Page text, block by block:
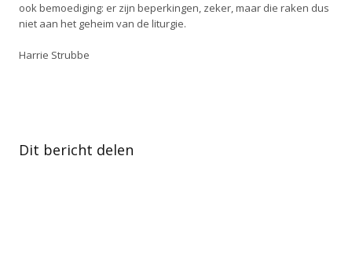
ook bemoediging: er zijn beperkingen, zeker, maar die raken dus
niet aan het geheim van de liturgie.
Harrie Strubbe
Dit bericht delen